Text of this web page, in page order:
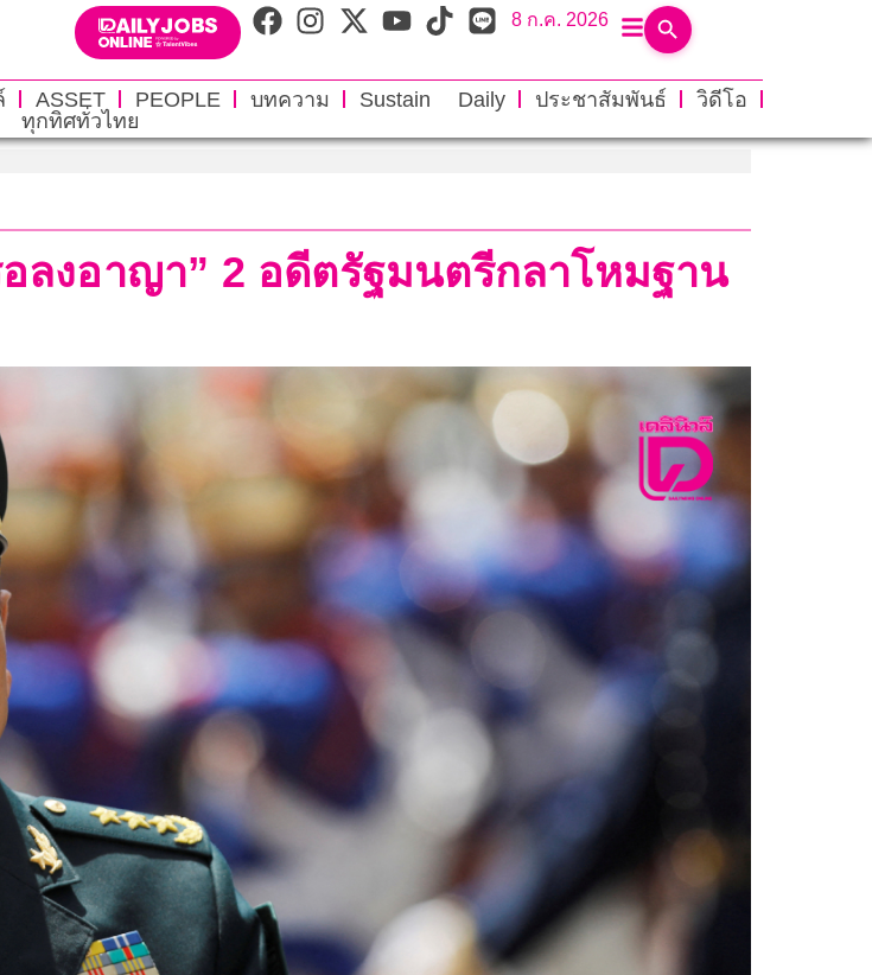
8 ก.ค. 2026
ASSET PEOPLE บทความ Sustain Daily ประชาสัมพันธ์
วิดีโอ
ทุกทิศทั่วไทย
ลงอาญา” 2 อดีตรัฐมนตรีกลาโหมฐาน